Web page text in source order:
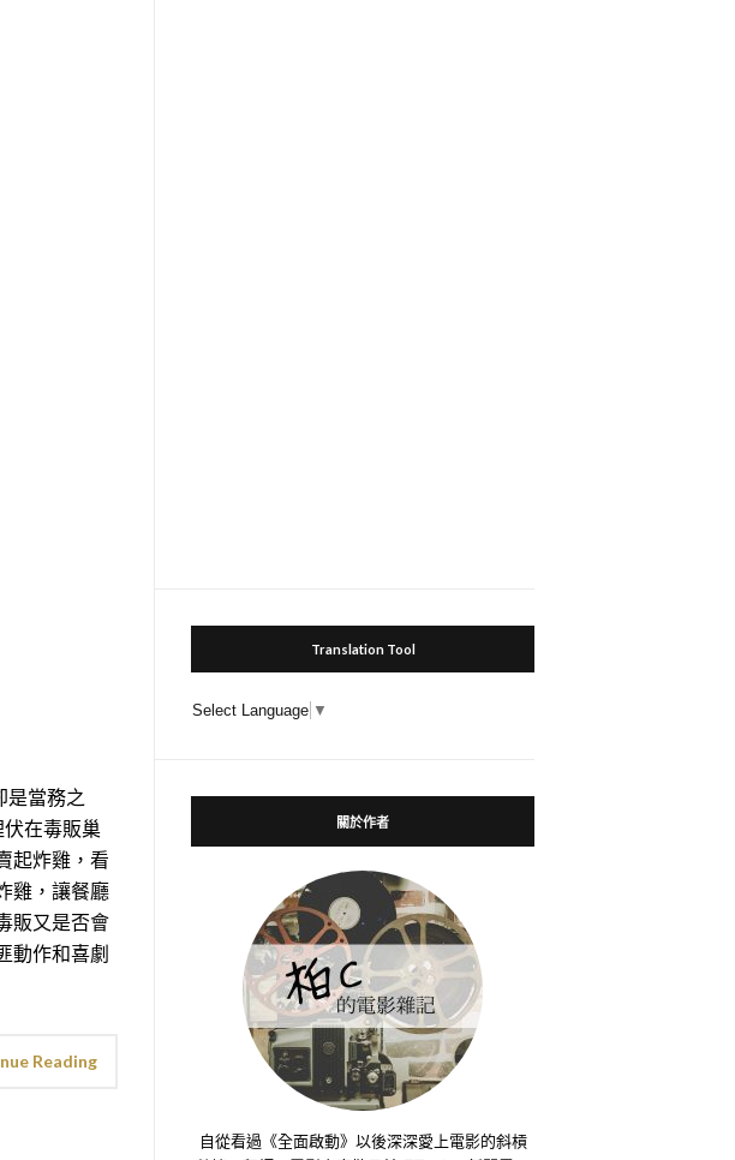
是當務之
在毒販巢
起炸雞，看
雞，讓餐廳
販又是否會
動作和喜劇
Reading
Translation Tool
Select Language ▼
關於作者
自從看過《全面啟動》以後深深愛上電影的斜槓